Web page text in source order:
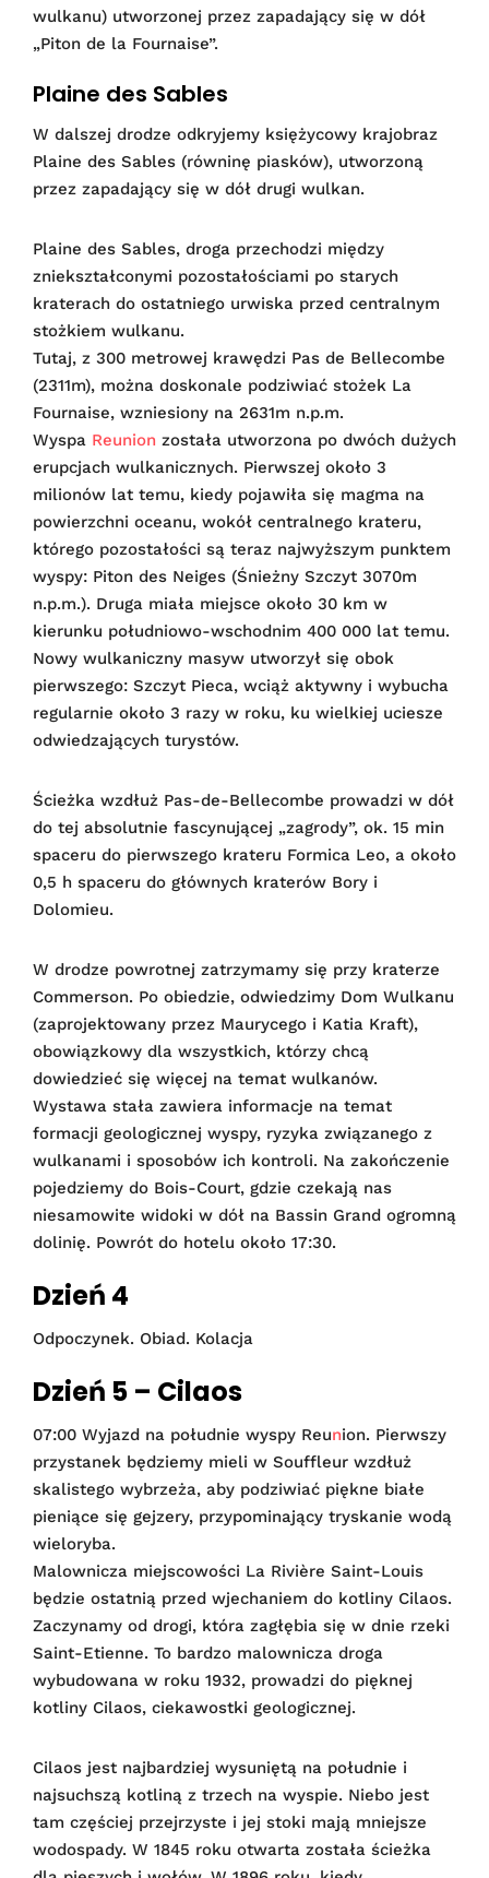
wulkanu) utworzonej przez zapadający się w dół
„Piton de la Fournaise”.
Plaine des Sables
W dalszej drodze odkryjemy księżycowy krajobraz
Plaine des Sables (równinę piasków), utworzoną
przez zapadający się w dół drugi wulkan.
Plaine des Sables, droga przechodzi między
zniekształconymi pozostałościami po starych
kraterach do ostatniego urwiska przed centralnym
stożkiem wulkanu.
Tutaj, z 300 metrowej krawędzi Pas de Bellecombe
(2311m), można doskonale podziwiać stożek La
Fournaise, wzniesiony na 2631m n.p.m.
Wyspa Reunion została utworzona po dwóch dużych
erupcjach wulkanicznych. Pierwszej około 3
milionów lat temu, kiedy pojawiła się magma na
powierzchni oceanu, wokół centralnego krateru,
którego pozostałości są teraz najwyższym punktem
wyspy: Piton des Neiges (Śnieżny Szczyt 3070m
n.p.m.). Druga miała miejsce około 30 km w
kierunku południowo-wschodnim 400 000 lat temu.
Nowy wulkaniczny masyw utworzył się obok
pierwszego: Szczyt Pieca, wciąż aktywny i wybucha
regularnie około 3 razy w roku, ku wielkiej uciesze
odwiedzających turystów.
Ścieżka wzdłuż Pas-de-Bellecombe prowadzi w dół
do tej absolutnie fascynującej „zagrody”, ok. 15 min
spaceru do pierwszego krateru Formica Leo, a około
0,5 h spaceru do głównych kraterów Bory i
Dolomieu.
W drodze powrotnej zatrzymamy się przy kraterze
Commerson. Po obiedzie, odwiedzimy Dom Wulkanu
(zaprojektowany przez Maurycego i Katia Kraft),
obowiązkowy dla wszystkich, którzy chcą
dowiedzieć się więcej na temat wulkanów.
Wystawa stała zawiera informacje na temat
formacji geologicznej wyspy, ryzyka związanego z
wulkanami i sposobów ich kontroli. Na zakończenie
pojedziemy do Bois-Court, gdzie czekają nas
niesamowite widoki w dół na Bassin Grand ogromną
dolinię. Powrót do hotelu około 17:30.
Dzień 4
Odpoczynek. Obiad. Kolacja
Dzień 5 – Cilaos
07:00 Wyjazd na południe wyspy Reunion. Pierwszy
przystanek będziemy mieli w Souffleur wzdłuż
skalistego wybrzeża, aby podziwiać piękne białe
pieniące się gejzery, przypominający tryskanie wodą
wieloryba.
Malownicza miejscowości La Rivière Saint-Louis
będzie ostatnią przed wjechaniem do kotliny Cilaos.
Zaczynamy od drogi, która zagłębia się w dnie rzeki
Saint-Etienne. To bardzo malownicza droga
wybudowana w roku 1932, prowadzi do pięknej
kotliny Cilaos, ciekawostki geologicznej.
Cilaos jest najbardziej wysuniętą na południe i
najsuchszą kotliną z trzech na wyspie. Niebo jest
tam częściej przejrzyste i jej stoki mają mniejsze
wodospady. W 1845 roku otwarta została ścieżka